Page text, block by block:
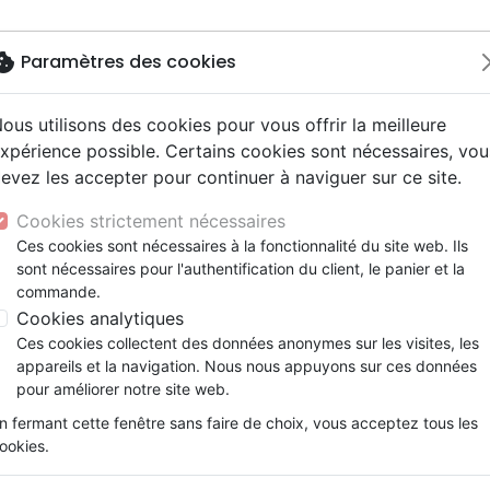
NouveautésBibles
courant
Français fondamental
Autres versions
Bibles d'étude
Bibles audio
Livres
société, politique
adoration, louange
santé
Famille, couple
Israël, Messianique
Evangelisation
Témoignages, biographies
Jeunesse
ans
jeunes
Enseignement jeunesse
Livres d'activités
CD Jeunesse
de fête
Jeunesse
Compilations
Recueils et partitions
vraies, témoignages
reportages
Concerts, spectacles
Enseignement, conférences
cadeaux
Accessoires de Bible
NOTRE PERE
Référence
Description Détails du produit
NOTRE PERE
Paramètres des cookies
utilisons des cookies pour vous offrir la meilleure
possible. Certains cookies sont nécessaires,
les accepter pour continuer à naviguer sur ce site.
Cookies strictement nécessaires
Ces cookies sont nécessaires à la fonctionnalité du site web. Ils
sont nécessaires pour l'authentification du client, le panier et la
commande.
Cookies analytiques
Ces cookies collectent des données anonymes sur les visites, les
appareils et la navigation. Nous nous appuyons sur ces données
pour améliorer notre site web.
fermant cette fenêtre sans faire de choix, vous acceptez tous les